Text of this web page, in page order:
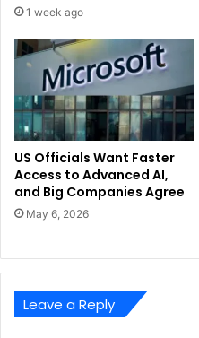
1 week ago
US Officials Want Faster
Access to Advanced AI,
and Big Companies Agree
May 6, 2026
Leave a Reply